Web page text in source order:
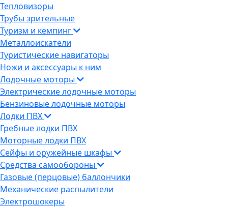
Тепловизоры
Трубы зрительные
Туризм и кемпинг
Металлоискатели
Туристические навигаторы
Ножи и аксессуары к ним
Лодочные моторы
Электрические лодочные моторы
Бензиновые лодочные моторы
Лодки ПВХ
Гребные лодки ПВХ
Моторные лодки ПВХ
Сейфы и оружейные шкафы
Средства самообороны
Газовые (перцовые) баллончики
Механические распылители
Электрошокеры